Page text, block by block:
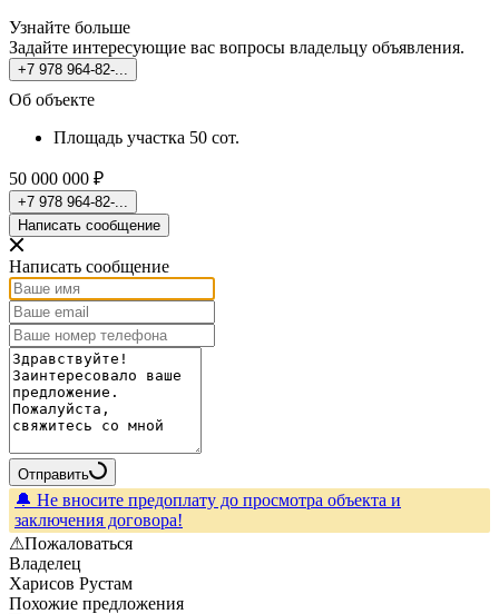
Узнайте больше
Задайте интересующие вас вопросы владельцу объявления.
+7 978 964-82-...
Об объекте
Площадь участка 50 сот.
50 000 000 ₽
+7 978 964-82-...
Написать сообщение
Написать сообщение
Отправить
🔔 Не вносите предоплату до просмотра объекта и
заключения договора!
⚠Пожаловаться
Владелец
Харисов Рустам
Похожие предложения